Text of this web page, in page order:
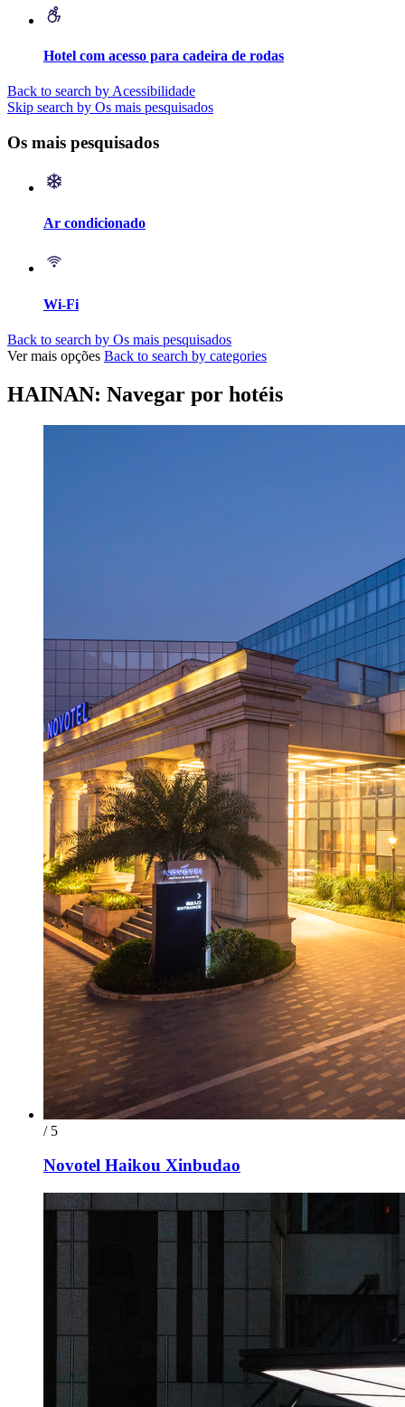
Hotel com acesso para cadeira de rodas
Back to search by Acessibilidade
Skip search by Os mais pesquisados
Os mais pesquisados
Ar condicionado
Wi-Fi
Back to search by Os mais pesquisados
Ver mais opções Back to search by categories
HAINAN: Navegar por hotéis
/ 5
Novotel Haikou Xinbudao